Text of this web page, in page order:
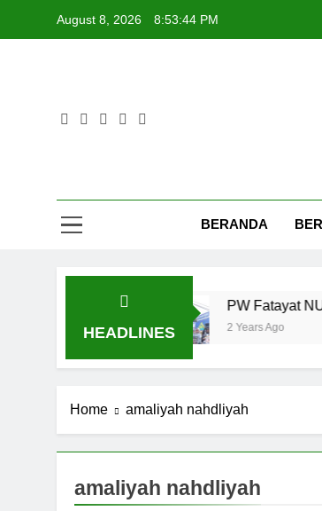
August 8, 2026 8:53:45 PM
BERANDA
HEADLINES
PW Fatayat NU di
2 Years Ago
Home amaliyah nahdliyah
amaliyah nahdliyah